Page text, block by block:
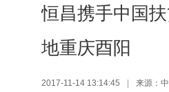
恒昌携手中国
地重庆酉阳
2017-11-14 13:14:45 来源：